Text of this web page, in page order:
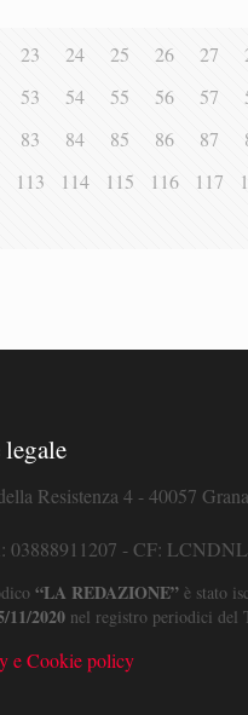
23 24 25 26 27
53 54 55 56 57
83 84 85 86 87
113 114 115 116 117
legale
Resistenza 4 - 40057
03888911207 - CF:
“LA REDAZIONE”è stato
11/2020nel registro periodici del
e Cookie policy